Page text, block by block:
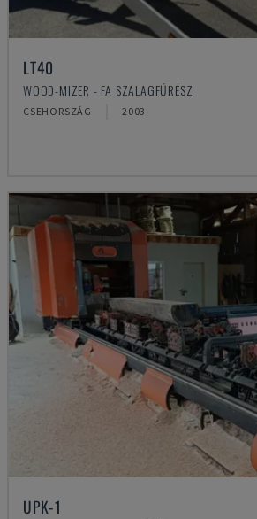
LT40
WOOD-MIZER - FA SZALAGFŰRÉSZ
CSEHORSZÁG 2003
UPK-1